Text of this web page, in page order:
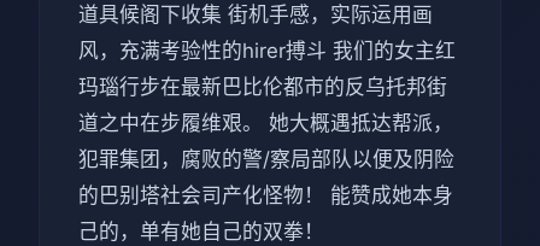
道具候阁下收集 街机手感，实际运用画
风，充满考验性的hirer搏斗 我们的女主红
玛瑙行步在最新巴比伦都市的反乌托邦街
道之中在步履维艰。 她大概遇抵达帮派，
犯罪集团，腐败的警/察局部队以便及阴险
的巴别塔社会司产化怪物！ 能赞成她本身
己的，单有她自己的双拳！